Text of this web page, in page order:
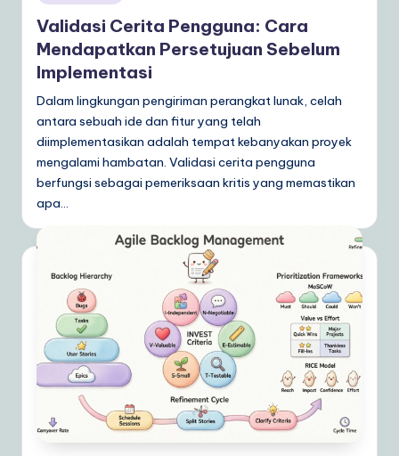
in
Validasi Cerita Pengguna: Cara
Mendapatkan Persetujuan Sebelum
Implementasi
Dalam lingkungan pengiriman perangkat lunak, celah
antara sebuah ide dan fitur yang telah
diimplementasikan adalah tempat kebanyakan proyek
mengalami hambatan. Validasi cerita pengguna
berfungsi sebagai pemeriksaan kritis yang memastikan
apa…